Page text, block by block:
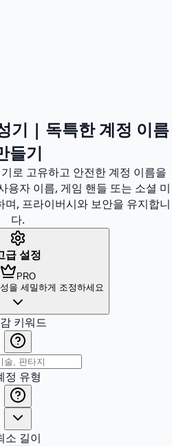
기 | 독특한 계정 이름
들기
로 고유하고 안전한 계정 이름을
용자 이름, 게임 핸들 또는 소셜 미
, 프라이버시와 보안을 유지합니
다.
급 설정
PRO
을 세밀하게 조정하세요
키워드
정 유형
소 길이